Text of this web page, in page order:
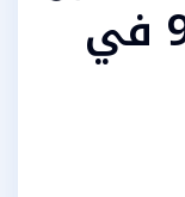
الرقم 96020113 في